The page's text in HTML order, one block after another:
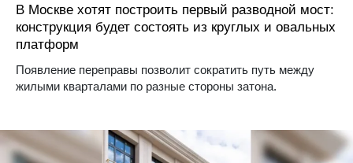
В Москве хотят построить первый разводной мост:
конструкция будет состоять из круглых и овальных
платформ
Появление переправы позволит сократить путь между
жилыми кварталами по разные стороны затона.